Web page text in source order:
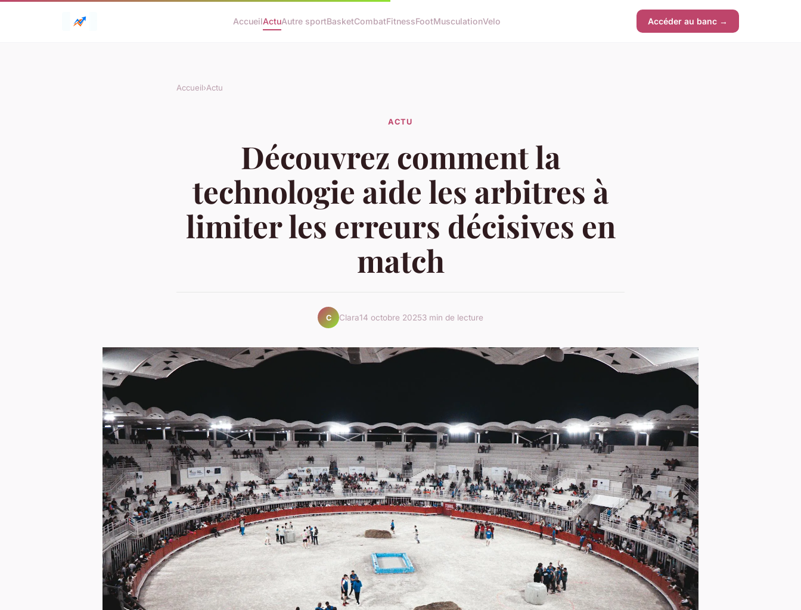
AccueilActuAutre sportBasketCombatFitnessFootMusculationVelo Accéder au banc →
Accueil›Actu
ACTU
Découvrez comment la
technologie aide les arbitres à
limiter les erreurs décisives en
match
C Clara14 octobre 20253 min de lecture